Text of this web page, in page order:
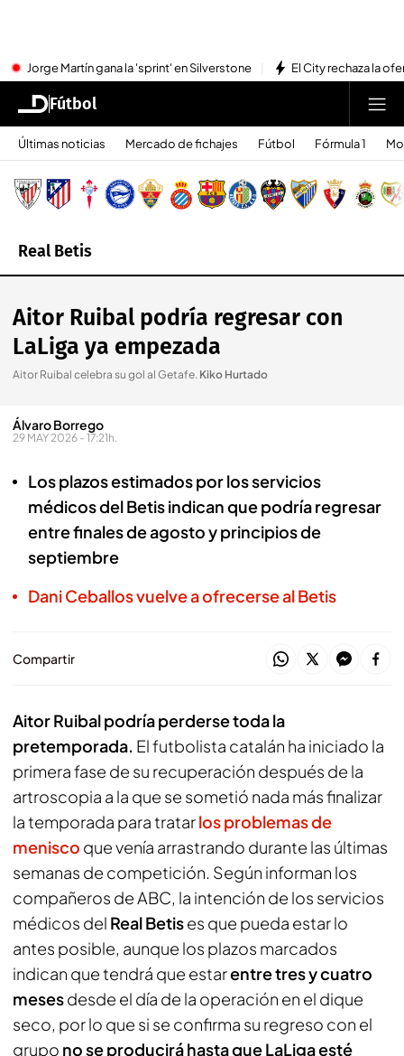
Jorge Martín gana la 'sprint' en Silverstone El City rechaza la
Fútbol
Últimas noticias Mercado de fichajes Fútbol Fórmula 1
Real Betis
Aitor Ruibal podría regresar con
LaLiga ya empezada
Aitor Ruibal celebra su gol al Getafe. Kiko Hurtado
Álvaro Borrego
29 MAY 2026 - 17:21h.
Los plazos estimados por los servicios
médicos del Betis indican que podría regresar
entre finales de agosto y principios de
septiembre
Dani Ceballos vuelve a ofrecerse al Betis
Compartir
Aitor Ruibal podría perderse toda la
pretemporada. El futbolista catalán ha iniciado la
primera fase de su recuperación después de la
artroscopia a la que se sometió nada más finalizar
la temporada para tratarlos problemas de
menisco que venía arrastrando durante las últimas
semanas de competición. Según informan los
compañeros deABC, la intención de los servicios
médicos del Real Betises que pueda estar lo
antes posible, aunque los plazos marcados
indican que tendrá que estarentre tres y cuatro
mesesdesde el día de la operación en el dique
seco, por lo que si se confirma su regreso con el
grupo no se producirá hasta que LaLiga esté